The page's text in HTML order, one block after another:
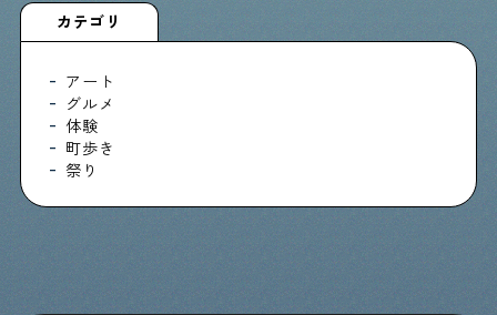
カテゴリ
アート
グルメ
体験
町歩き
祭り